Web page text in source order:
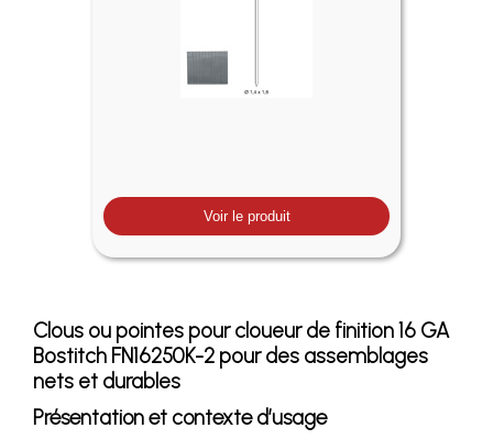
Voir le produit
Clous ou pointes pour cloueur de finition 16 GA
Bostitch FN16250K-2 pour des assemblages
nets et durables
Présentation et contexte d’usage